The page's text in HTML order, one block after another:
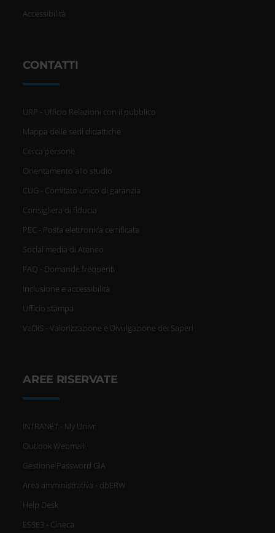
Accessibilità
CONTATTI
URP - Ufficio Relazioni con il pubblico
Mappa delle sedi didattiche
Cerca persone
Orientamento allo studio
CUG - Comitato unico di garanzia
Consigliera di fiducia
PEC - Posta elettronica certificata
Social media di Ateneo
FAQ - Domande frequenti
Inclusione e accessibilità
Ufficio stampa
VaDiS - Valorizzazione e Divulgazione dei Saperi
AREE RISERVATE
INTRANET - My Univr
Outlook Webmail
Gestione Password GIA
Area amministrativa - dbERW
Help Desk
ESSE3 - Cineca